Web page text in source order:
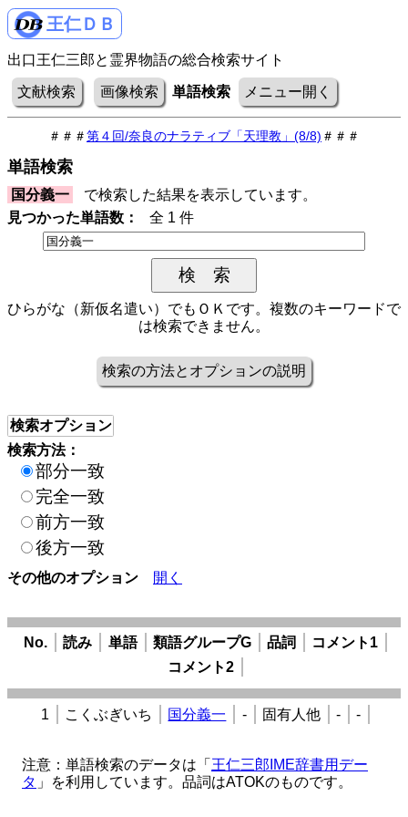
王仁ＤＢ
出口王仁三郎と霊界物語の総合検索サイト
文献検索 画像検索 単語検索 メニュー開く
＃＃＃第４回/奈良のナラティブ「天理教」(8/8) ＃＃＃
単語検索
国分義一
で検索した結果を表示しています。
見つかった単語数：
全 1 件
ひらがな（新仮名遣い）でもＯＫです。複数のキーワードで
は検索できません。
検索の方法とオプションの説明
検索オプション
検索方法：
部分一致
完全一致
前方一致
後方一致
その他のオプション 開く
No. 読み 単語 類語グループG 品詞
コメント1
コメント2
1 こくぶぎいち 国分義一 - 固有人他 - -
注意：単語検索のデータは「 王仁三郎IME辞書用デー
タ 」を利用しています。品詞はATOKのものです。